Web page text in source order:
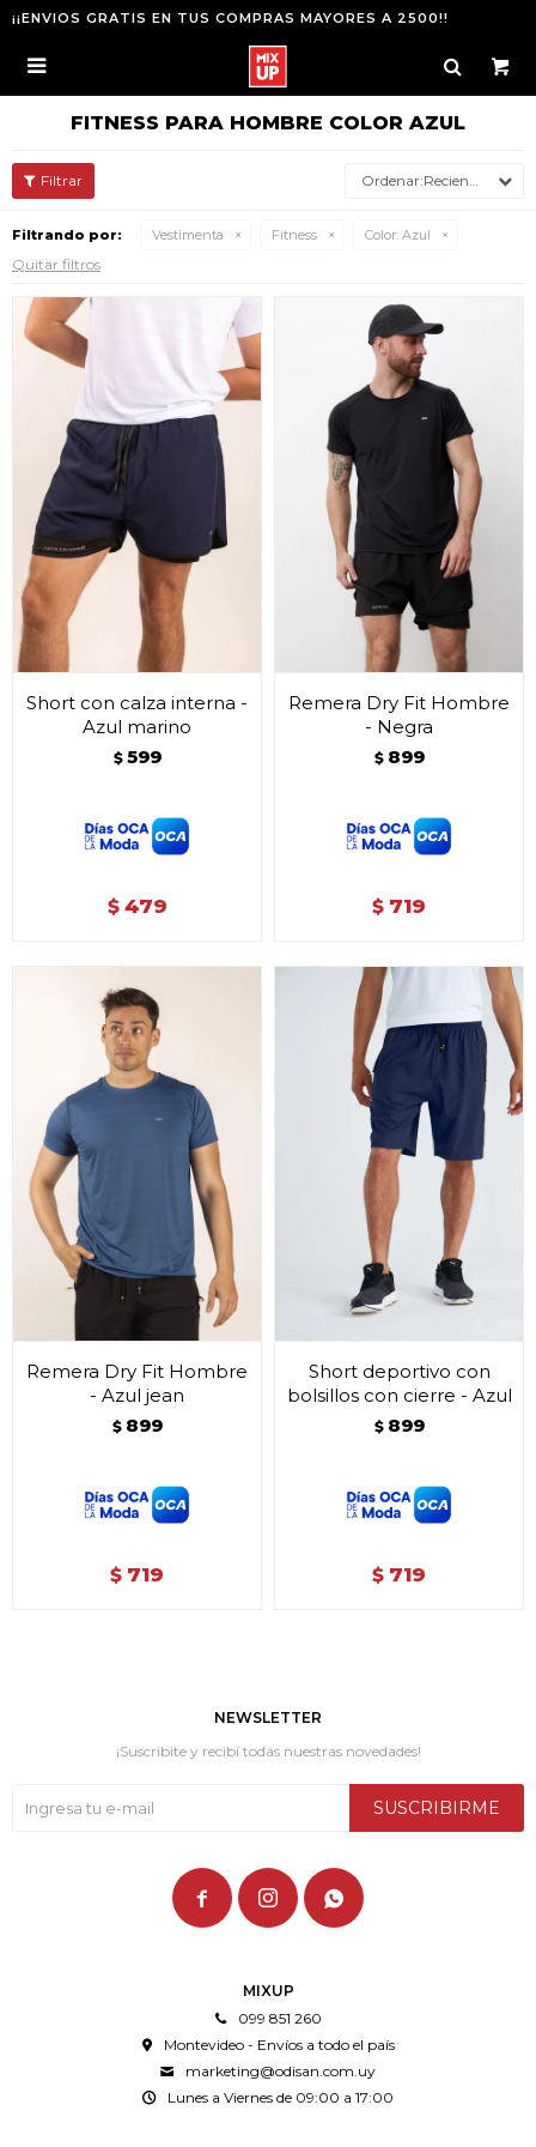
¡¡ENVIOS GRATIS EN TUS COMPRAS MAYORES A 2500!!

FITNESS PARA HOMBRE COLOR AZUL
Recientes
Filtrando por: Vestimenta Fitness Color: Azul
Quitar filtros
Short con calza interna -
Azul marino
$ 599
$ 479
Remera Dry Fit Hombre
- Negra
$ 899
$ 719
Remera Dry Fit Hombre
- Azul jean
$ 899
$ 719
Short deportivo con
bolsillos con cierre - Azul
$ 899
$ 719
MIXUP
099 851 260
Montevideo - Envíos a todo el país
marketing@odisan.com.uy
Lunes a Viernes de 09:00 a 17:00
NEWSLETTER
¡Suscribite y recibí todas nuestras novedades!
SUSCRIBIRME
  